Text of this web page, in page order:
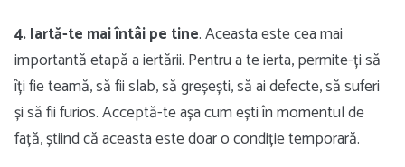
4. Iartă-te mai întâi pe tine. Aceasta este cea mai
importantă etapă a iertării. Pentru a te ierta, permite-ți să
îți fie teamă, să fii slab, să greșești, să ai defecte, să suferi
și să fii furios. Acceptă-te așa cum ești în momentul de
față, știind că aceasta este doar o condiție temporară.